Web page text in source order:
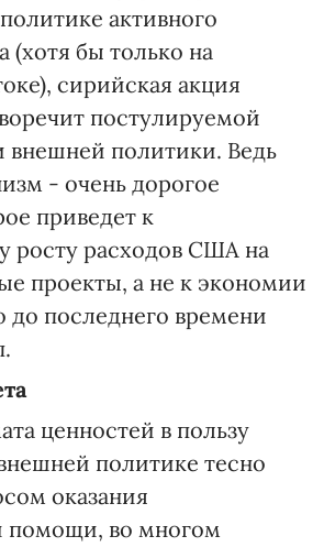
активного
(хотя бы только на
сирийская акция
постулируемой
внешней политики. Ведь
- очень дорогое
приведет к
росту расходов США на
проекты, а не к экономии
до последнего времени
ценностей в пользу
политике тесно
оказания
помощи, во многом